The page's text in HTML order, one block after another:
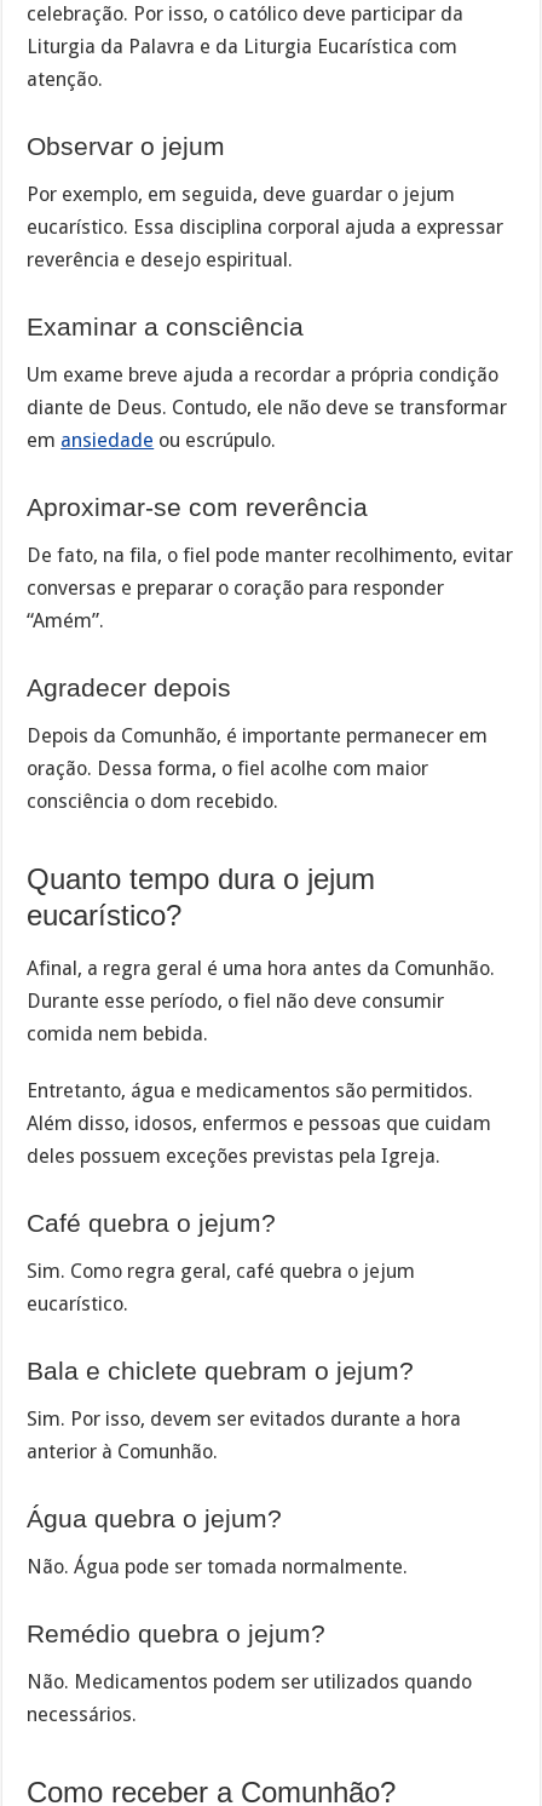
celebração. Por isso, o católico deve participar da
Liturgia da Palavra e da Liturgia Eucarística com
atenção.
Observar o jejum
Por exemplo, em seguida, deve guardar o jejum
eucarístico. Essa disciplina corporal ajuda a expressar
reverência e desejo espiritual.
Examinar a consciência
Um exame breve ajuda a recordar a própria condição
diante de Deus. Contudo, ele não deve se transformar
em ansiedade ou escrúpulo.
Aproximar-se com reverência
De fato, na fila, o fiel pode manter recolhimento, evitar
conversas e preparar o coração para responder
“Amém”.
Agradecer depois
Depois da Comunhão, é importante permanecer em
oração. Dessa forma, o fiel acolhe com maior
consciência o dom recebido.
Quanto tempo dura o jejum
eucarístico?
Afinal, a regra geral é uma hora antes da Comunhão.
Durante esse período, o fiel não deve consumir
comida nem bebida.
Entretanto, água e medicamentos são permitidos.
Além disso, idosos, enfermos e pessoas que cuidam
deles possuem exceções previstas pela Igreja.
Café quebra o jejum?
Sim. Como regra geral, café quebra o jejum
eucarístico.
Bala e chiclete quebram o jejum?
Sim. Por isso, devem ser evitados durante a hora
anterior à Comunhão.
Água quebra o jejum?
Não. Água pode ser tomada normalmente.
Remédio quebra o jejum?
Não. Medicamentos podem ser utilizados quando
necessários.
Como receber a Comunhão?